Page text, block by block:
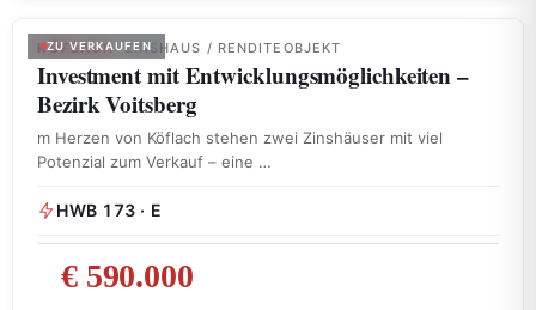
ZU VERKAUFEN
KÖFLACH· ZINSHAUS / RENDITEOBJEKT
Investment mit Entwicklungsmöglichkeiten –
Bezirk Voitsberg
m Herzen von Köflach stehen zwei Zinshäuser mit viel
Potenzial zum Verkauf – eine …
HWB 173 · E
€ 590.000